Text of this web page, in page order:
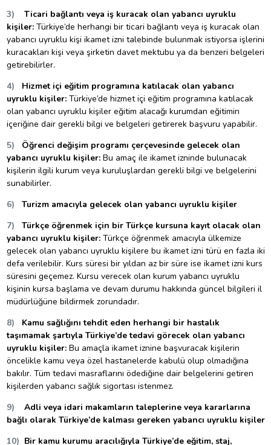
3)
Ticari bağlantı veya iş kuracak olan yabancı uyruklu
kişiler: Türkiye’de herhangi bir ticari bağlantı veya iş kuracak olan
yabancı uyruklu kişi ikamet izni talebinde bulunmak istiyorsa işlerini
kuracakları kişi veya şirketin davet mektubu ya da benzeri belgeleri
getirebilirler.
4) Hizmet içi eğitim programına katılacak olan yabancı
uyruklu kişiler: Türkiye’de hizmet içi eğitim programına katılacak
olan yabancı uyruklu kişiler eğitim alacağı kurumdan eğitimin
içeriğine dair gerekli bilgi ve belgeleri getirerek başvuru yapabilir.
5) Öğrenci değişim programı çerçevesinde gelecek olan
yabancı uyruklu kişiler: Bu amaç ile ikamet izninde bulunacak
kişilerin ilgili kurum veya kuruluşlardan gerekli bilgi ve belgelerini
sunabilirler.
6) Turizm amacıyla gelecek olan yabancı uyruklu kişiler
7) Türkçe öğrenmek için bir Türkçe kursuna kayıt olacak olan
yabancı uyruklu kişiler: Türkçe öğrenmek amacıyla ülkemize
gelecek olan yabancı uyruklu kişilere bu ikamet izni türü en fazla iki
defa verilebilir. Kurs süresi bir yıldan az bir süre ise ikamet izni kurs
süresini geçemez. Kursu verecek olan kurum yabancı uyruklu
kişinin kursa başlama ve devam durumu hakkında güncel bilgileri il
müdürlüğüne bildirmek zorundadır.
8) Kamu sağlığını tehdit eden herhangi bir hastalık
taşımamak şartıyla Türkiye’de tedavi görecek olan yabancı
uyruklu kişiler: Bu amaçla ikamet iznine başvuracak kişilerin
öncelikle kamu veya özel hastanelerde kabulü olup olmadığına
bakılır. Tüm tedavi masraflarını ödediğine dair belgelerini getiren
kişilerden yabancı sağlık sigortası istenmez.
9)
Adli veya idari makamların taleplerine veya kararlarına
bağlı olarak Türkiye’de kalması gereken yabancı uyruklu kişiler
10) Bir kamu kurumu aracılığıyla Türkiye’de eğitim, staj,